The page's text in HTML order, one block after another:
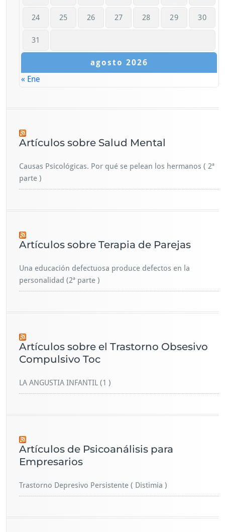
agosto 2026
24 25 26 27 28 29 30
31
« Ene
Artículos sobre Salud Mental
Causas Psicológicas. Por qué se pelean los hermanos ( 2ª
parte )
Artículos sobre Terapia de Parejas
Una educación defectuosa produce defectos en la
personalidad (2ª parte )
Artículos sobre el Trastorno Obsesivo
Compulsivo Toc
LA ANGUSTIA INFANTIL (1 )
Artículos de Psicoanálisis para
Empresarios
Trastorno Depresivo Persistente ( Distimia )